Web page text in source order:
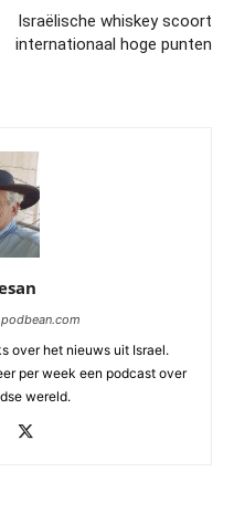
Israëlische whiskey scoort
internationaal hoge punten
over het nieuws uit Israel.
per week een podcast over
wereld.